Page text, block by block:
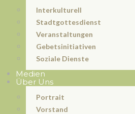
Interkulturell
Stadtgottesdienst
Veranstaltungen
Gebetsinitiativen
Soziale Dienste
Medien
Über Uns
Portrait
Vorstand